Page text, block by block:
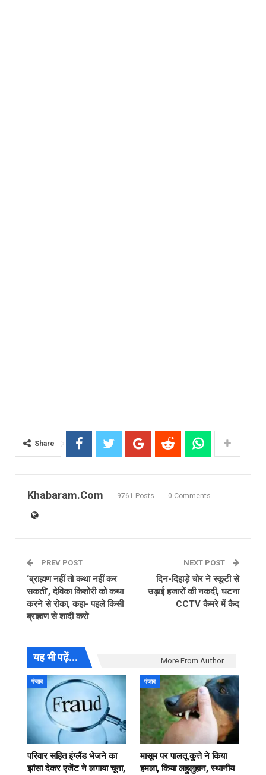
Share
Khabaram.Com 9761 Posts 0 Comments
PREV POST
‘ब्राह्मण नहीं तो कथा नहीं कर
सकती’, देविका किशोरी को कथा
करने से रोका, कहा- पहले किसी
ब्राह्मण से शादी करो
NEXT POST
दिन-दिहाड़े चोर ने स्कूटी से
उड़ाई हजारों की नकदी, घटना
CCTV कैमरे में कैद
यह भी पढ़ें... More From Author
पंजाब
परिवार सहित इंग्लैंड भेजने का
झांसा देकर एजेंट ने लगाया चूना,
पंजाब
मासूम पर पालतू कुत्ते ने किया
हमला, किया लहुलुहान, स्थानीय